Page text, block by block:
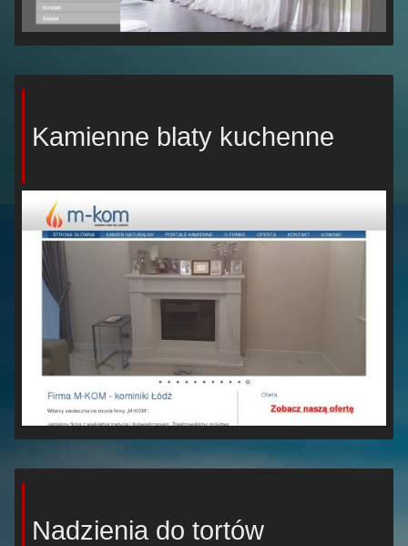
Kamienne blaty kuchenne
Nadzienia do tortów